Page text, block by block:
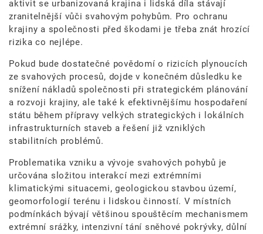
aktivit se urbanizovaná krajina i lidská díla stávají
zranitelnější vůči svahovým pohybům. Pro ochranu
krajiny a společnosti před škodami je třeba znát hrozící
rizika co nejlépe.
Pokud bude dostatečné povědomí o rizicích plynoucích
ze svahových procesů, dojde v konečném důsledku ke
snížení nákladů společnosti při strategickém plánování
a rozvoji krajiny, ale také k efektivnějšímu hospodaření
státu během přípravy velkých strategických i lokálních
infrastrukturních staveb a řešení již vzniklých
stabilitních problémů.
Problematika vzniku a vývoje svahových pohybů je
určována složitou interakcí mezi extrémními
klimatickými situacemi, geologickou stavbou území,
geomorfologií terénu i lidskou činností. V místních
podmínkách bývají většinou spouštěcím mechanismem
extrémní srážky, intenzivní tání sněhové pokrývky, důlní